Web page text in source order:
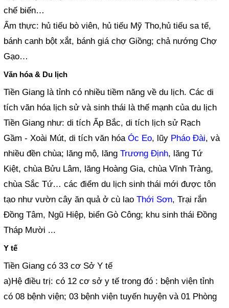
chế biến…
Ẩm thực: hủ tiếu bò viên, hủ tiếu Mỹ Tho,hủ tiếu sa tế,
bánh canh bột xắt, bánh giá chợ Giồng; chả nướng Chợ
Gạo…
Văn hóa & Du lịch
Tiền Giang là tỉnh có nhiều tiềm năng về du lịch. Các di
tích văn hóa lịch sử và sinh thái là thế mạnh của du lịch
Tiền Giang như: di tích Ấp Bắc, di tích lịch sử Rạch
Gầm - Xoài Mút, di tích văn hóaÓc Eo, lũy Pháo Đài, và
nhiều đền chùa; lăng mộ, lăngTrương Định, lăng Tứ
Kiệt, chùa Bửu Lâm, lăng Hoàng Gia, chùa Vĩnh Tràng,
chùa Sắc Tứ… các điểm du lịch sinh thái mới được tôn
tạo như vườn cây ăn quả ở cù laoThới Sơn, Trại rắn
Đồng Tâm, Ngũ Hiệp, biển Gò Công; khu sinh thái Đồng
Tháp Mười ...
Y tế
Tiền Giang có 33 cơ Sở Y tế
a)Hệ điều trị: có 12 cơ sở y tế trong đó : bệnh viện tỉnh
có 08 bệnh viện; 03 bệnh viện tuyến huyện và 01 Phòng